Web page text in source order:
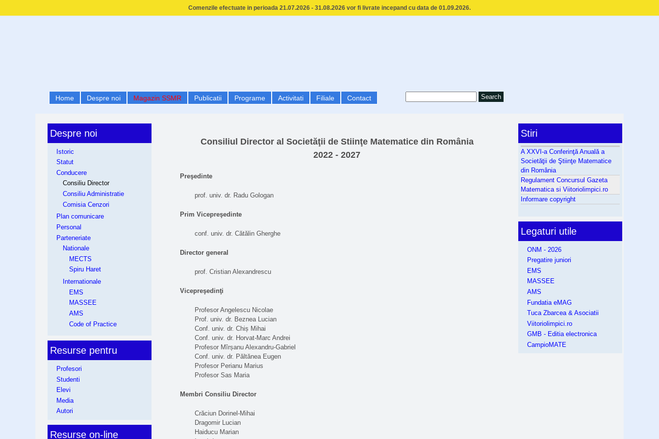
Comenzile efectuate in perioada 21.07.2026 - 31.08.2026 vor fi livrate incepand cu data de 01.09.2026.
Home Despre noi Magazin SSMR Publicatii Programe Activitati Filiale Contact
Consiliul Director al Societăţii de Stiinţe Matematice din România
2022 - 2027
Preşedinte
prof. univ. dr. Radu Gologan
Prim Vicepreşedinte
conf. univ. dr. Cătălin Gherghe
Director general
prof. Cristian Alexandrescu
Vicepreşedinţi
Profesor Angelescu Nicolae
Prof. univ. dr. Beznea Lucian
Conf. univ. dr. Chiș Mihai
Conf. univ. dr. Horvat-Marc Andrei
Profesor Mîrșanu Alexandru-Gabriel
Conf. univ. dr. Păltănea Eugen
Profesor Perianu Marius
Profesor Sas Maria
Membri Consiliu Director
Crăciun Dorinel-Mihai
Dragomir Lucian
Haiducu Marian
Despre noi
Istoric
Statut
Conducere
Consiliu Director
Consiliu Administratie
Comisia Cenzori
Plan comunicare
Personal
Parteneriate
Nationale
MECTS
Spiru Haret
Internationale
EMS
MASSEE
AMS
Code of Practice
Resurse pentru
Profesori
Studenti
Elevi
Media
Autori
Resurse on-line
Stiri
A XXVI-a Conferinţă Anuală a
Societăţii de Ştiinţe Matematice
din România
Regulament Concursul Gazeta
Matematica si Viitoriolimpici.ro
Informare copyright
Legaturi utile
ONM - 2026
Pregatire juniori
EMS
MASSEE
AMS
Fundatia eMAG
Tuca Zbarcea & Asociatii
Viitoriolimpici.ro
GMB - Editia electronica
CampioMATE